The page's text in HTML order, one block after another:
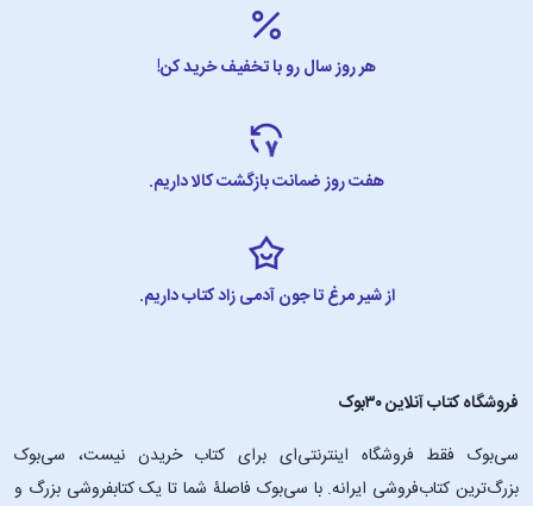
هر روز سال رو با تخفیف خرید کن!
هفت روز ضمانت بازگشت کالا داریم.
از شیر مرغ تا جون آدمی زاد کتاب داریم.
فروشگاه کتاب آنلاین ۳۰بوک
سی‌بوک فقط فروشگاه اینترنتی‌ای برای کتاب خریدن نیست، سی‌بوک
بزرگ‌ترین کتاب‌فروشی ایرانه. با سی‌بوک فاصلۀ شما تا یک کتابفروشی بزرگ و